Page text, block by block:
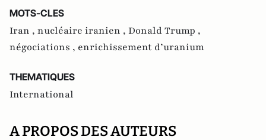
MOTS-CLES
Iran , nucléaire iranien , Donald Trump ,
négociations , enrichissement d’uranium
THEMATIQUES
International
A PROPOS DES AUTEURS